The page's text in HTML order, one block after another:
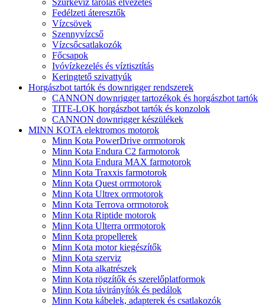
Fedélzeti áteresztők
Vízcsövek
Szennyvízcső
Vízcsőcsatlakozók
Főcsapok
Ivóvízkezelés és víztisztítás
Keringtető szivattyúk
Horgászbot tartók és downrigger rendszerek
CANNON downrigger tartozékok és horgászbot tartók
TITE-LOK horgászbot tartók és konzolok
CANNON downrigger készülékek
MINN KOTA elektromos motorok
Minn Kota PowerDrive orrmotorok
Minn Kota Endura C2 farmotorok
Minn Kota Endura MAX farmotorok
Minn Kota Traxxis farmotorok
Minn Kota Quest orrmotorok
Minn Kota Ultrex orrmotorok
Minn Kota Terrova orrmotorok
Minn Kota Riptide motorok
Minn Kota Ulterra orrmotorok
Minn Kota propellerek
Minn Kota motor kiegészítők
Minn Kota szerviz
Minn Kota alkatrészek
Minn Kota rögzítők és szerelőplatformok
Minn Kota távirányítók és pedálok
Minn Kota kábelek, adapterek és csatlakozók